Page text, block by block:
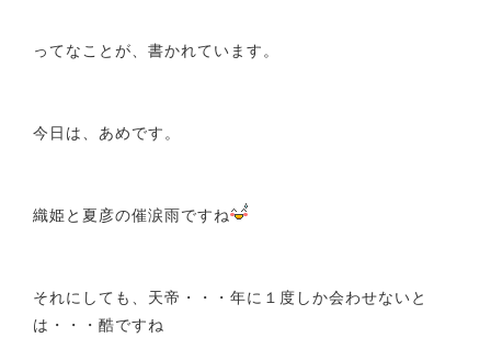
ってなことが、書かれています。
今日は、あめです。
織姫と夏彦の催涙雨ですね
それにしても、天帝・・・年に１度しか会わせないと
は・・・酷ですね